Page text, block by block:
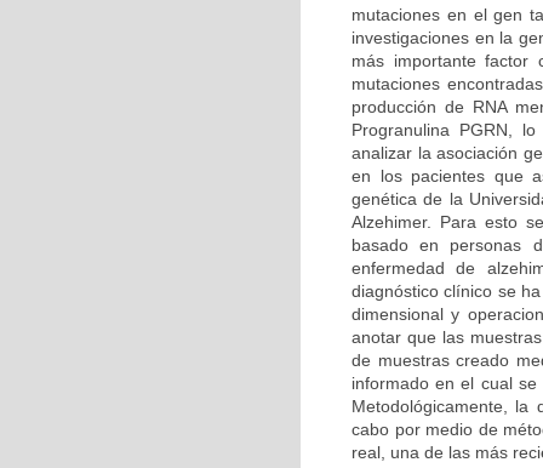
mutaciones en el gen
investigaciones en la
más importante factor
mutaciones
producción de RNA
Progranulina PGRN,
analizar la asociación
en los pacientes que
genética de la
Alzehimer. Para esto
basado en personas
enfermedad de
diagnóstico clínico se
dimensional y
anotar que las
de muestras creado
informado en el cual
Metodológicamente, la
cabo por medio de
real, una de las más